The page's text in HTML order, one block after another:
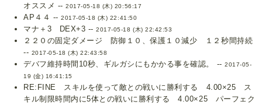
オススメ --2017-05-18 (木) 20:56:17
AP４４ --2017-05-18 (木) 22:41:50
マナ＋3 DEX+3 --2017-05-18 (木) 22:42:53
２２０の固定ダメージ 防御１０、保護１０減少 １２秒間持続
-- 2017-05-18 (木) 22:43:58
デバフ維持時間10秒、ギルガシにもかかる事を確認。 --2017-05-
19 (金) 16:41:15
RE:FINE スキルを使って敵との戦いに勝利する 4.00×25 ス
キル制限時間内に5体との戦いに勝利する 4.00×25 パーフェク